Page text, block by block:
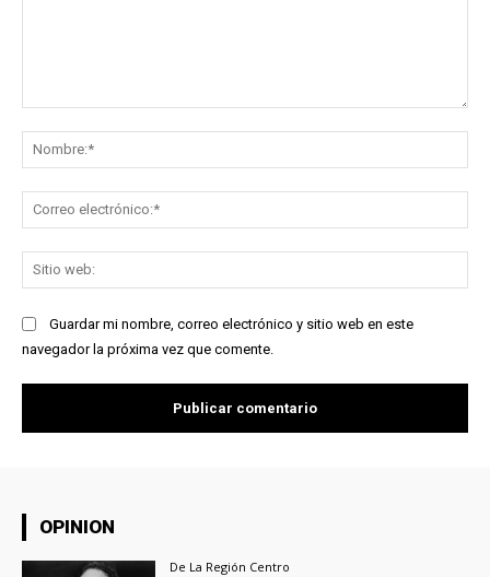
Guardar mi nombre, correo electrónico y sitio web en este
navegador la próxima vez que comente.
OPINION
De La Región Centro